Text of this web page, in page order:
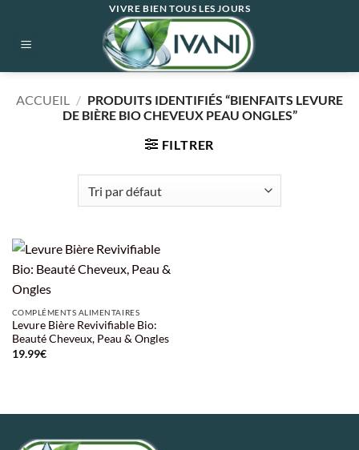
contenu
VIVRE BIEN TOUS LES JOURS
ACCUEIL / PRODUITS IDENTIFIÉS “BIENFAITS LEVURE
DE BIÈRE BIO CHEVEUX PEAU ONGLES”
FILTRER
COMPLÉMENTS ALIMENTAIRES
Levure Bière Revivifiable Bio:
Beauté Cheveux, Peau & Ongles
19.99€